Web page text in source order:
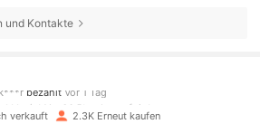
und Kontakte
g***o istVor 14 Stunden
verkauft 2.3K Erneut kaufen